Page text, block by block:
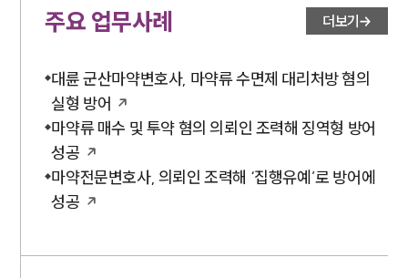
주요 업무사례 더보기
대륜 군산마약변호사, 마약류 수면제 대리처방 혐의
실형 방어
마약류 매수 및 투약 혐의 의뢰인 조력해 징역형 방어
성공
마약전문변호사, 의뢰인 조력해 ‘집행유예’로 방어에
성공